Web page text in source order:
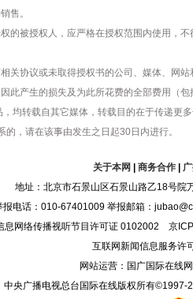
售。
的被授权人，应严格在授权范围内使用，
关协议或未取得授权书的公司、媒体、网
此产生的损失及为此所花费的全部费用（
均转载自其它媒体，转载目的在于传递更
，请在该事由发生之日起30日内进行。
关于本网 商务合作|
地址：北京市石景山区石景山路乙18号院
电话：010-67401009 举报邮箱：
息网络传播视听节目许可证 0102002 京
互联网新闻信息服务许
网站运营：国广国际在线
中央广播电视总台国际在线版权所有©1997-